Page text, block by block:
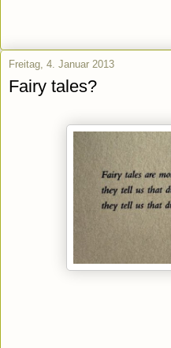
Freitag, 4. Januar 2013
Fairy tales?